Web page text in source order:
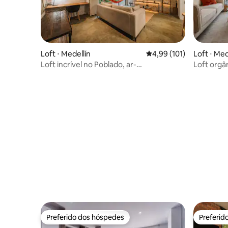
Loft ⋅ Medellín 4,99 de uma avaliação
4,99 (101)
Loft incrível no Poblado, ar-
Loft ⋅
Loft
Preferido dos hóspedes
Preferido dos hóspedes